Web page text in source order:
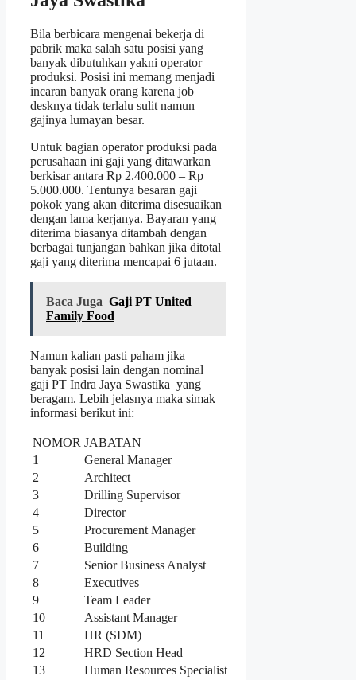
Bila berbicara mengenai bekerja di
pabrik maka salah satu posisi yang
banyak dibutuhkan yakni operator
produksi. Posisi ini memang menjadi
incaran banyak orang karena job
desknya tidak terlalu sulit namun
gajinya lumayan besar.
Untuk bagian operator produksi pada
perusahaan ini gaji yang ditawarkan
berkisar antara Rp 2.400.000 – Rp
5.000.000. Tentunya besaran gaji
pokok yang akan diterima disesuaikan
dengan lama kerjanya. Bayaran yang
diterima biasanya ditambah dengan
berbagai tunjangan bahkan jika ditotal
gaji yang diterima mencapai 6 jutaan.
Baca Juga Gaji PT United
Family Food
Namun kalian pasti paham jika
banyak posisi lain dengan nominal
gaji PT Indra Jaya Swastika yang
beragam. Lebih jelasnya maka simak
informasi berikut ini:
NOMOR JABATAN
1
General Manager
2
Architect
3
Drilling Supervisor
4
Director
5
Procurement Manager
6
Building
7
Senior Business Analyst
8
Executives
9
Team Leader
10
Assistant Manager
11
HR (SDM)
12
HRD Section Head
13
Human Resources Specialist